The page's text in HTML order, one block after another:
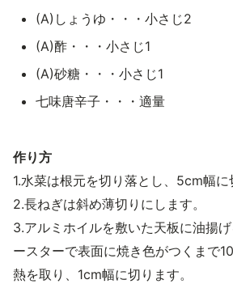
(A)しょうゆ・・・小さじ2
(A)酢・・・小さじ1
(A)砂糖・・・小さじ1
七味唐辛子・・・適量
作り方
1.水菜は根元を切り落とし、5cm幅に
2.長ねぎは斜め薄切りにします。
3.アルミホイルを敷いた天板に油揚
ースターで表面に焼き色がつくまで
熱を取り、1cm幅に切ります。